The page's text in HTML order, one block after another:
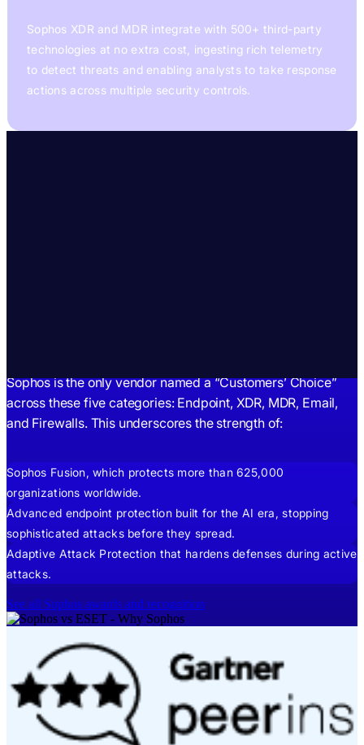
Sophos XDR and MDR integrate with 500+ third-party
technologies at no extra cost, ingesting rich telemetry
to detect threats and enabling analysts to take response
actions across multiple security controls.
Sophos is the only vendor named a “Customers’ Choice”
across these five categories: Endpoint, XDR, MDR, Email,
and Firewalls. This underscores the strength of:
Sophos Fusion, which protects more than 625,000
organizations worldwide.
Advanced endpoint protection built for the AI era, stopping
sophisticated attacks before they spread.
Adaptive Attack Protection that hardens defenses during active
attacks.
See all Sophos awards and recognition